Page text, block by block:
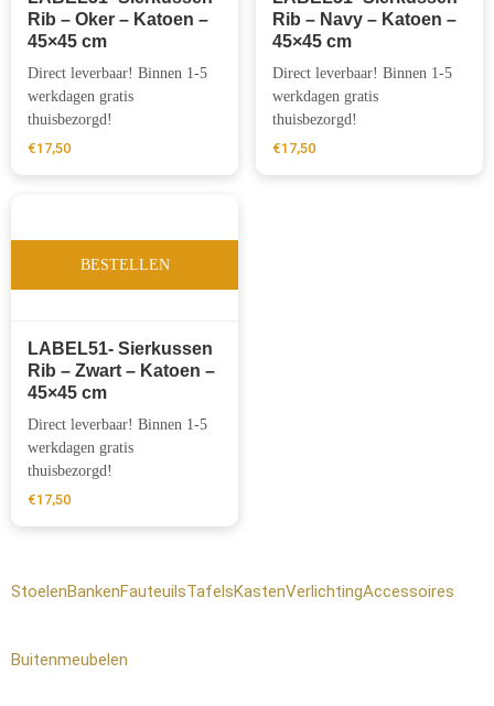
Rib – Oker – Katoen –
45×45 cm
Direct leverbaar! Binnen 1-5
werkdagen gratis
thuisbezorgd!
€17,50
Rib – Navy – Katoen –
45×45 cm
Direct leverbaar! Binnen 1-5
werkdagen gratis
thuisbezorgd!
€17,50
BESTELLEN
LABEL51- Sierkussen
Rib – Zwart – Katoen –
45×45 cm
Direct leverbaar! Binnen 1-5
werkdagen gratis
thuisbezorgd!
€17,50
StoelenBankenFauteuilsTafelsKastenVerlichtingAccessoires
Buitenmeubelen